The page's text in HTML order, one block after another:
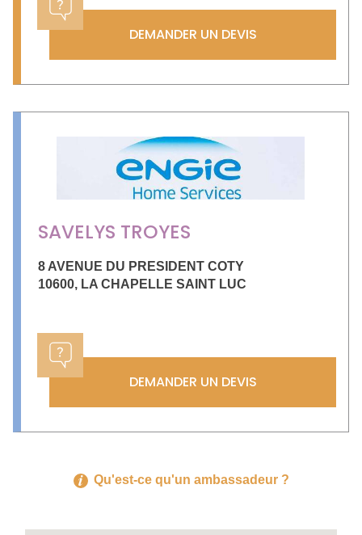
DEMANDER UN DEVIS
SAVELYS TROYES
8 AVENUE DU PRESIDENT COTY
10600, LA CHAPELLE SAINT LUC
DEMANDER UN DEVIS
Qu'est-ce qu'un ambassadeur ?